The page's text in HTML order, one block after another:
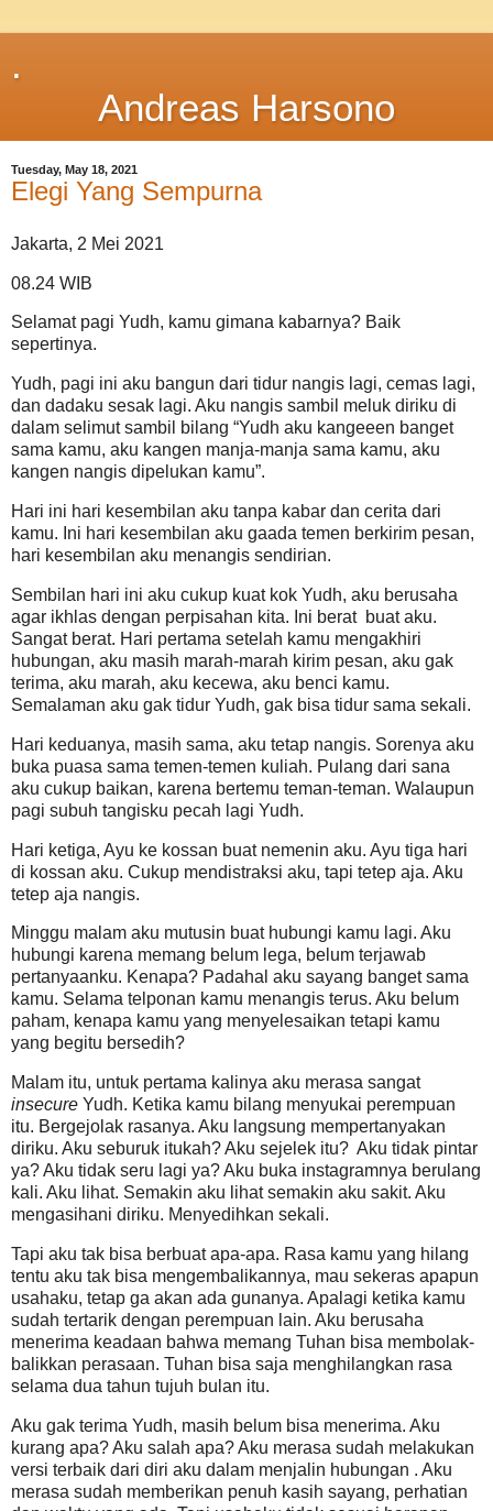
.
Andreas Harsono
Tuesday, May 18, 2021
Elegi Yang Sempurna
Jakarta, 2 Mei 2021
08.24 WIB
Selamat pagi Yudh, kamu gimana kabarnya? Baik
sepertinya.
Yudh, pagi ini aku bangun dari tidur nangis lagi, cemas lagi,
dan dadaku sesak lagi. Aku nangis sambil meluk diriku di
dalam selimut sambil bilang “Yudh aku kangeeen banget
sama kamu, aku kangen manja-manja sama kamu, aku
kangen nangis dipelukan kamu”.
Hari ini hari kesembilan aku tanpa kabar dan cerita dari
kamu. Ini hari kesembilan aku gaada temen berkirim pesan,
hari kesembilan aku menangis sendirian.
Sembilan hari ini aku cukup kuat kok Yudh, aku berusaha
agar ikhlas dengan perpisahan kita. Ini berat buat aku.
Sangat berat. Hari pertama setelah kamu mengakhiri
hubungan, aku masih marah-marah kirim pesan, aku gak
terima, aku marah, aku kecewa, aku benci kamu.
Semalaman aku gak tidur Yudh, gak bisa tidur sama sekali.
Hari keduanya, masih sama, aku tetap nangis. Sorenya aku
buka puasa sama temen-temen kuliah. Pulang dari sana
aku cukup baikan, karena bertemu teman-teman. Walaupun
pagi subuh tangisku pecah lagi Yudh.
Hari ketiga, Ayu ke kossan buat nemenin aku. Ayu tiga hari
di kossan aku. Cukup mendistraksi aku, tapi tetep aja. Aku
tetep aja nangis.
Minggu malam aku mutusin buat hubungi kamu lagi. Aku
hubungi karena memang belum lega, belum terjawab
pertanyaanku. Kenapa? Padahal aku sayang banget sama
kamu. Selama telponan kamu menangis terus. Aku belum
paham, kenapa kamu yang menyelesaikan tetapi kamu
yang begitu bersedih?
Malam itu, untuk pertama kalinya aku merasa sangat
insecure Yudh. Ketika kamu bilang menyukai perempuan
itu. Bergejolak rasanya. Aku langsung mempertanyakan
diriku. Aku seburuk itukah? Aku sejelek itu? Aku tidak pintar
ya? Aku tidak seru lagi ya? Aku buka instagramnya berulang
kali. Aku lihat. Semakin aku lihat semakin aku sakit. Aku
mengasihani diriku. Menyedihkan sekali.
Tapi aku tak bisa berbuat apa-apa. Rasa kamu yang hilang
tentu aku tak bisa mengembalikannya, mau sekeras apapun
usahaku, tetap ga akan ada gunanya. Apalagi ketika kamu
sudah tertarik dengan perempuan lain. Aku berusaha
menerima keadaan bahwa memang Tuhan bisa membolak-
balikkan perasaan. Tuhan bisa saja menghilangkan rasa
selama dua tahun tujuh bulan itu.
Aku gak terima Yudh, masih belum bisa menerima. Aku
kurang apa? Aku salah apa? Aku merasa sudah melakukan
versi terbaik dari diri aku dalam menjalin hubungan . Aku
merasa sudah memberikan penuh kasih sayang, perhatian